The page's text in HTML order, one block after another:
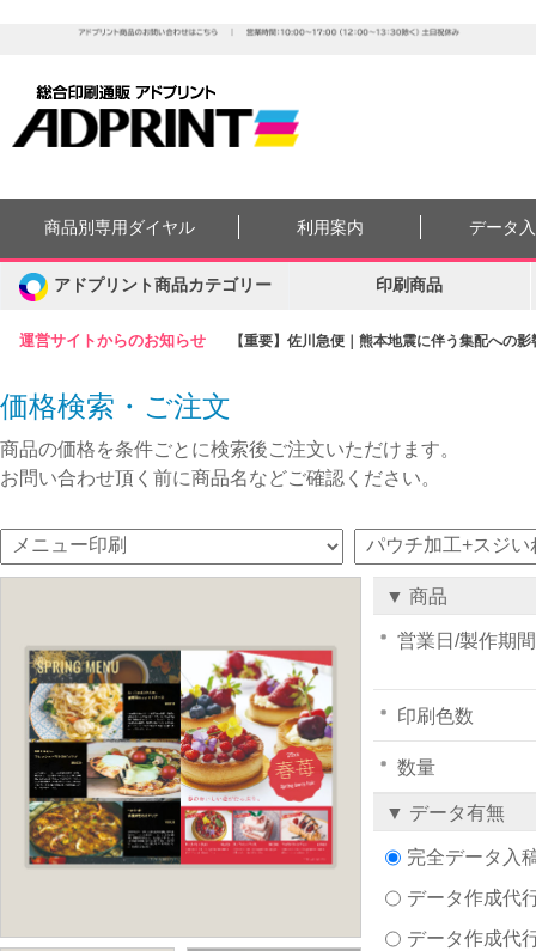
運営サイトからのお知らせ 【重要】佐川急便｜熊本地震に伴う集配への
商品別専用ダイヤル 利用案内 データ
アドプリント商品カテゴリー 印刷商品
価格検索・ご注文
商品の価格を条件ごとに検索後ご注文いただけます。
お問い合わせ頂く前に商品名などご確認ください。
▼ 商品
営業日/製作期間
印刷色数
数量
▼ データ有無
完全データ入
データ作成代
データ作成代